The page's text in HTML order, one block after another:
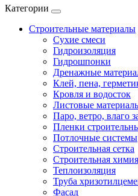
Категории
Строительные материалы
Сухие смеси
Гидроизоляция
Гидрошпонки
Дренажные
Клей, пена,
Кровля и водосток
Листовые
Паро, ветро, влаго
Пленки
Потлочные системы
Строительная сетка
Строительная химия
Теплоизоляция
Труба
Фасад